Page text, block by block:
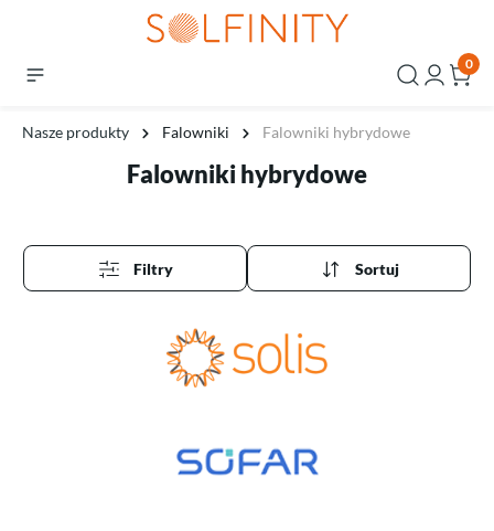
0
Nasze produkty Falowniki Falowniki hybrydowe
Falowniki hybrydowe
Filtry Sortuj